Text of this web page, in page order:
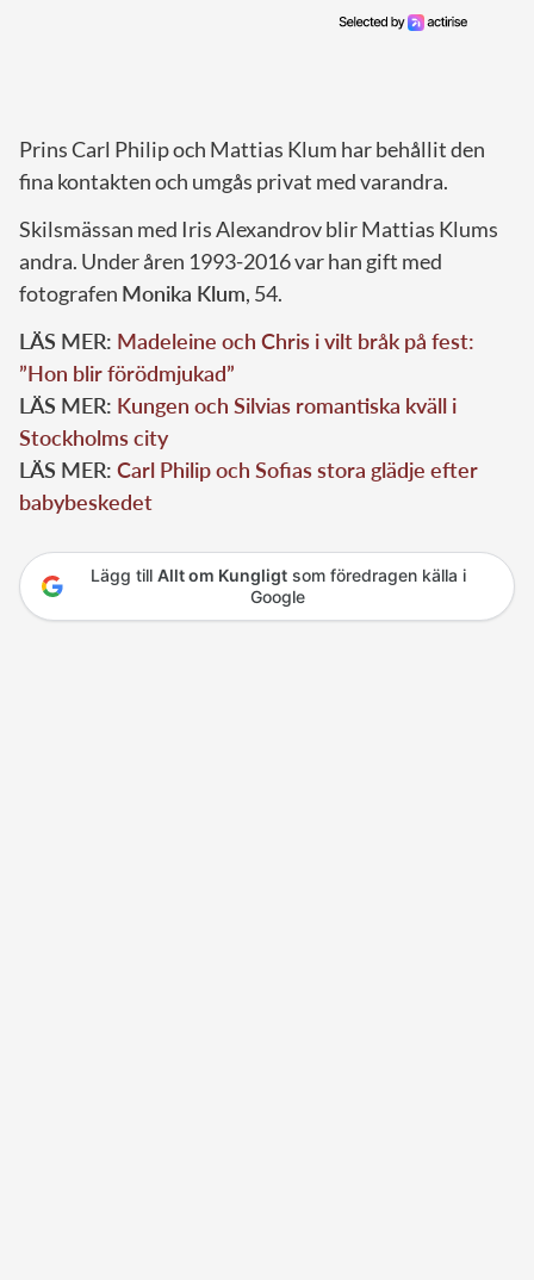
Prins Carl Philip och Mattias Klum har behållit den
fina kontakten och umgås privat med varandra.
Skilsmässan med Iris Alexandrov blir Mattias Klums
andra. Under åren 1993-2016 var han gift med
fotografen Monika Klum, 54.
LÄS MER: Madeleine och Chris i vilt bråk på fest:
”Hon blir förödmjukad”
LÄS MER: Kungen och Silvias romantiska kväll i
Stockholms city
LÄS MER: Carl Philip och Sofias stora glädje efter
babybeskedet
Lägg till Allt om Kungligtsom föredragen källa i
Google